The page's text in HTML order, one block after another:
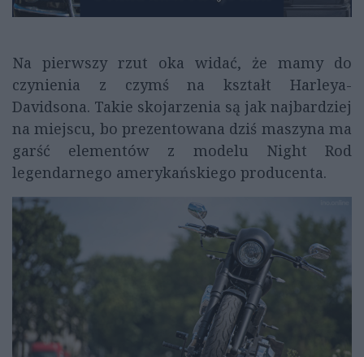
Na pierwszy rzut oka widać, że mamy do
czynienia z czymś na kształt Harleya-
Davidsona. Takie skojarzenia są jak najbardziej
na miejscu, bo prezentowana dziś maszyna ma
garść elementów z modelu Night Rod
legendarnego amerykańskiego producenta.